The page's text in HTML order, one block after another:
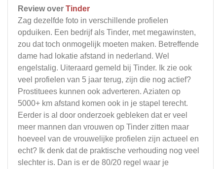
Review over Tinder
Zag dezelfde foto in verschillende profielen
opduiken. Een bedrijf als Tinder, met megawinsten,
zou dat toch onmogelijk moeten maken. Betreffende
dame had lokatie afstand in nederland. Wel
engelstalig. Uiteraard gemeld bij Tinder. Ik zie ook
veel profielen van 5 jaar terug, zijn die nog actief?
Prostituees kunnen ook adverteren. Aziaten op
5000+ km afstand komen ook in je stapel terecht.
Eerder is al door onderzoek gebleken dat er veel
meer mannen dan vrouwen op Tinder zitten maar
hoeveel van de vrouwelijke profielen zijn actueel en
echt? Ik denk dat de praktische verhouding nog veel
slechter is. Dan is er de 80/20 regel waar je